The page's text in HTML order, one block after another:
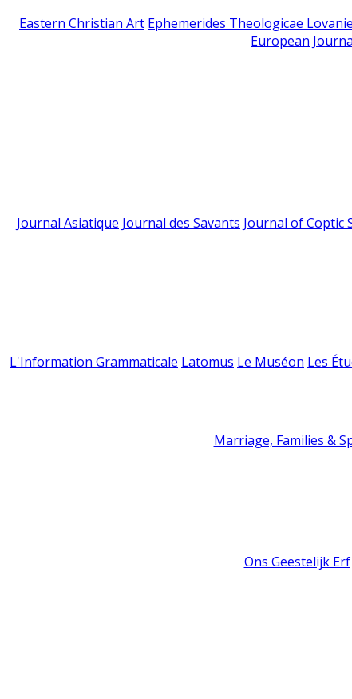
Eastern Christian Art Ephemerides Theologicae
European
Journal Asiatique Journal des Savants Journal of Coptic
L'Information Grammaticale Latomus Le Muséon Les
Marriage, Families &
Ons Geestelijk Erf